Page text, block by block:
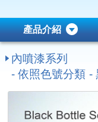
產品介紹
內噴漆系列
- 依照色號分類 -